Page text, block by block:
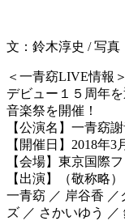
文：鈴木淳史 / 写真
＜一青窈LIVE情報＞
デビュー１５周年
音楽祭を開催！
【公演名】一青窈
【開催日】2018年3
【会場】東京国際
【出演】（敬称略）
一青窈 ／ 岸谷香
ズ ／ さかいゆう